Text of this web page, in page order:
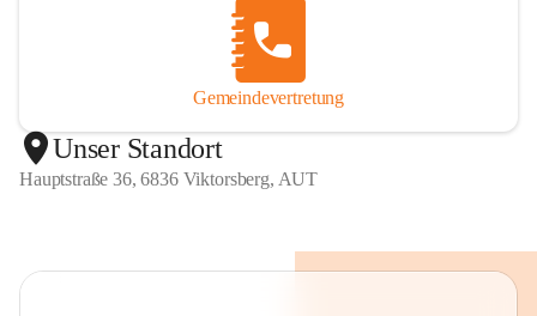
Gemeindevertretung
Unser Standort
Hauptstraße 36, 6836 Viktorsberg, AUT